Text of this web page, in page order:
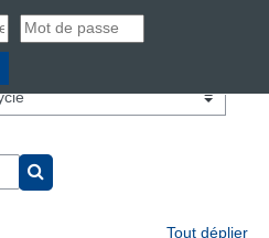
de recherche
Rechercher des cours
Tout déplier